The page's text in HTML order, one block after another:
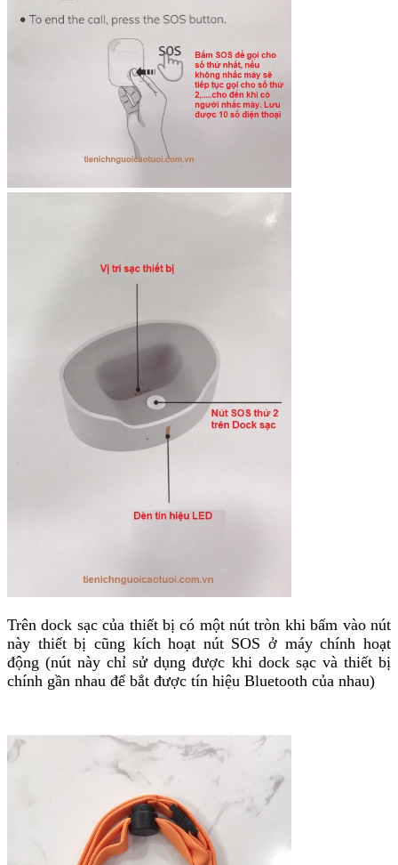
Trên dock sạc của thiết bị có một nút tròn khi bấm vào nút
này thiết bị cũng kích hoạt nút SOS ở máy chính hoạt
động (nút này chỉ sử dụng được khi dock sạc và thiết bị
chính gần nhau để bắt được tín hiệu Bluetooth của nhau)